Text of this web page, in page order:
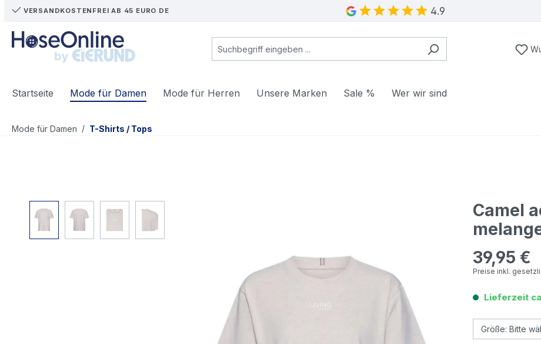
Hauptinhalt springen
Zur Suche springen
Zur Hauptnavigation springen
VERSANDKOSTENFREI AB 45 EURO DE 4.9
Startseite Mode für Damen Mode für Herren Unsere Marken Sale % Wer wir sind
Mode für Damen / T-Shirts / Tops
Bildergalerie überspringen
Camel
Regulärer Preis:
39,95 €
Preise inkl.
Lieferzeit